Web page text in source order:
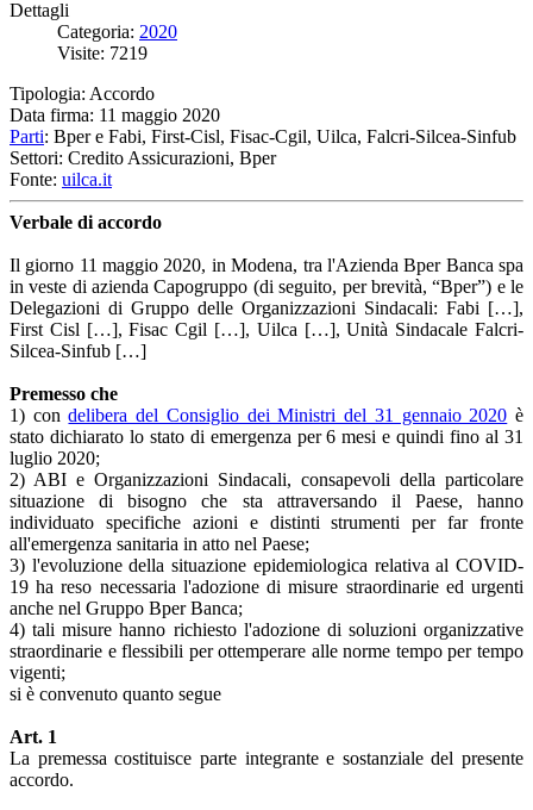
Dettagli
Categoria: 2020
Visite: 7219
Tipologia: Accordo
Data firma: 11 maggio 2020
Parti: Bper e Fabi, First-Cisl, Fisac-Cgil, Uilca, Falcri-Silcea-Sinfub
Settori: Credito Assicurazioni, Bper
Fonte: uilca.it
Verbale di accordo
Il giorno 11 maggio 2020, in Modena, tra l'Azienda Bper Banca spa
in veste di azienda Capogruppo (di seguito, per brevità, “Bper”) e le
Delegazioni di Gruppo delle Organizzazioni Sindacali: Fabi […],
First Cisl […], Fisac Cgil […], Uilca […], Unità Sindacale Falcri-
Silcea-Sinfub […]
Premesso che
1) condelibera del Consiglio dei Ministri del 31 gennaio 2020 è
stato dichiarato lo stato di emergenza per 6 mesi e quindi fino al 31
luglio 2020;
2) ABI e Organizzazioni Sindacali, consapevoli della particolare
situazione di bisogno che sta attraversando il Paese, hanno
individuato specifiche azioni e distinti strumenti per far fronte
all'emergenza sanitaria in atto nel Paese;
3) l'evoluzione della situazione epidemiologica relativa al COVID-
19 ha reso necessaria l'adozione di misure straordinarie ed urgenti
anche nel Gruppo Bper Banca;
4) tali misure hanno richiesto l'adozione di soluzioni organizzative
straordinarie e flessibili per ottemperare alle norme tempo per tempo
vigenti;
si è convenuto quanto segue
Art. 1
La premessa costituisce parte integrante e sostanziale del presente
accordo.